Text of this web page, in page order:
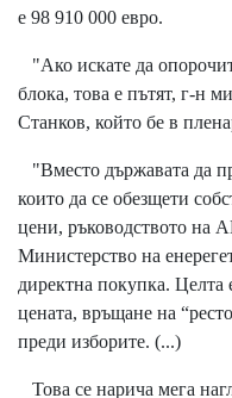
е 98 910 000 евро.
"Ако искате да
блока, това е пътят, г-н
Станков, който бе в
"Вместо държавата да
които да се обезщети
цени, ръководството на
Министерство на
директна покупка. Целта
цената, връщане на
преди изборите. (...)
Това се нарича мега